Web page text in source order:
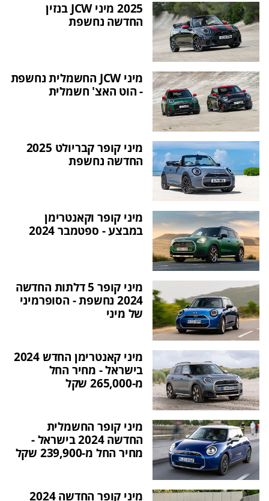
2025 מיני JCW בנזין
החדשה נחשפת
מיני JCW החשמלית נחשפת
- הוט האצ' חשמלית
מיני קופר קבריולט 2025
החדשה נחשפת
מיני קופר וקאנטרימן
במבצע - ספטמבר 2024
מיני קופר 5 דלתות החדשה
2024 נחשפת - הסופרמיני
של מיני
מיני קאנטרימן החדש 2024
בישראל - מחיר החל
מ-265,000 שקל
מיני קופר החשמלית
החדשה 2024 בישראל -
מחיר החל מ-239,900 שקל
מיני קופר החדשה 2024